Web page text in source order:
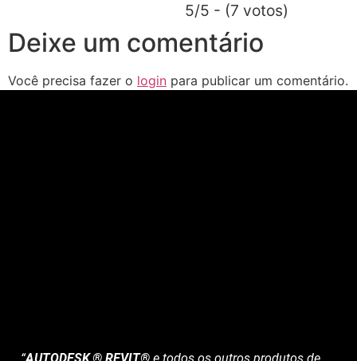
5/5 - (7 votos)
Deixe um comentário
Você precisa fazer o login para publicar um comentário.